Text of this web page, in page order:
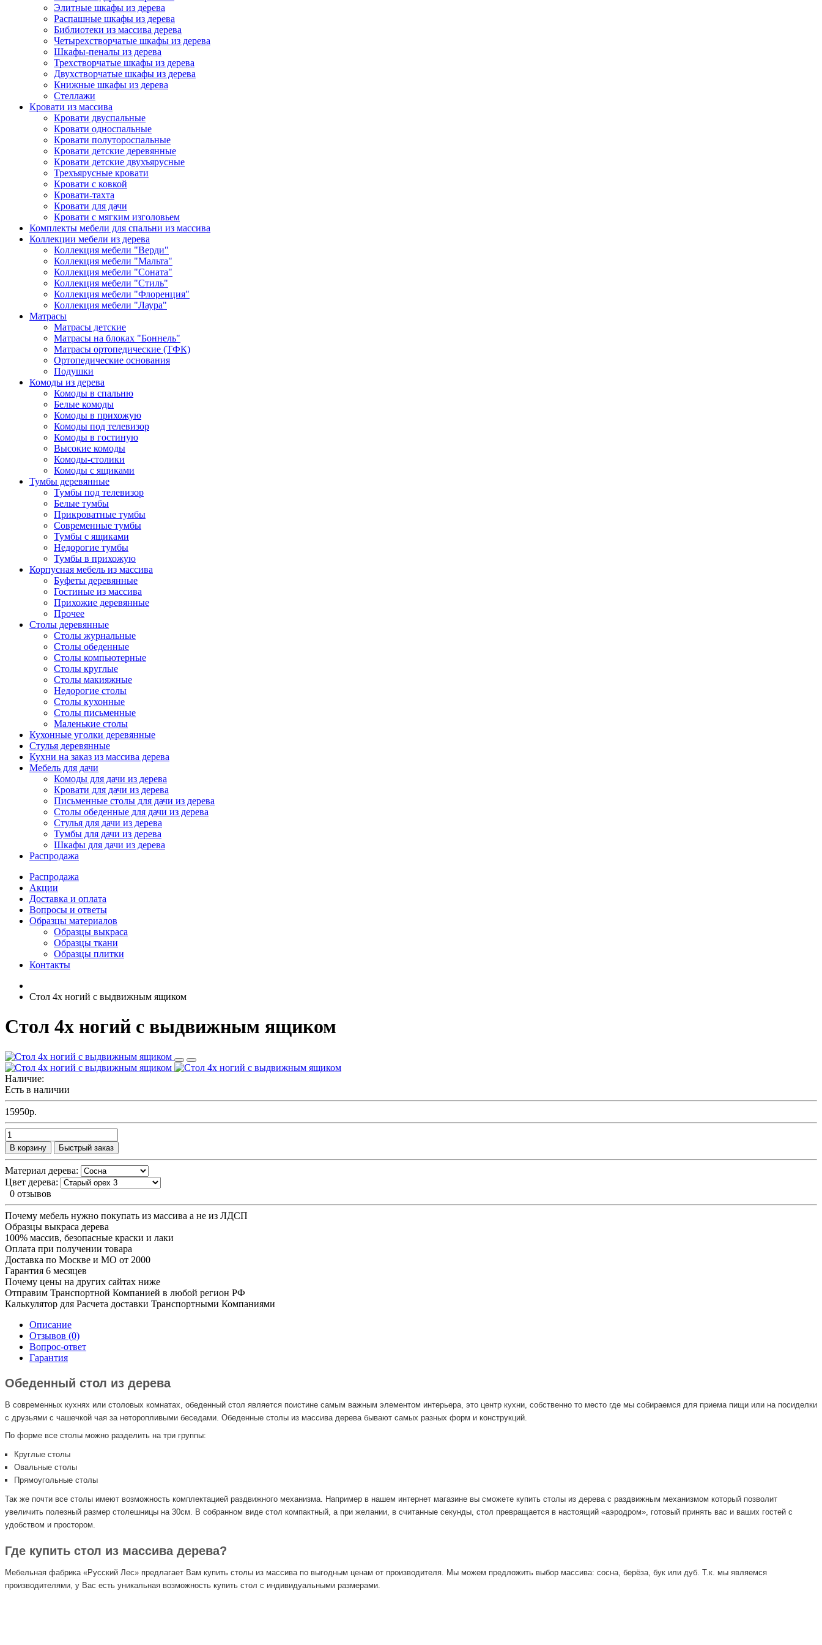
Элитные шкафы из дерева
Распашные шкафы из дерева
Библиотеки из массива дерева
Четырехстворчатые шкафы из дерева
Шкафы-пеналы из дерева
Трехстворчатые шкафы из дерева
Двухстворчатые шкафы из дерева
Книжные шкафы из дерева
Стеллажи
Кровати из массива
Кровати двуспальные
Кровати односпальные
Кровати полутороспальные
Кровати детские деревянные
Кровати детские двухъярусные
Трехъярусные кровати
Кровати с ковкой
Кровати-тахта
Кровати для дачи
Кровати с мягким изголовьем
Комплекты мебели для спальни из массива
Коллекции мебели из дерева
Коллекция мебели "Верди"
Коллекция мебели "Мальта"
Коллекция мебели "Соната"
Коллекция мебели "Стиль"
Коллекция мебели "Флоренция"
Коллекция мебели "Лаура"
Матрасы
Матрасы детские
Матрасы на блоках "Боннель"
Матрасы ортопедические (ТФК)
Ортопедические основания
Подушки
Комоды из дерева
Комоды в спальню
Белые комоды
Комоды в прихожую
Комоды под телевизор
Комоды в гостиную
Высокие комоды
Комоды-столики
Комоды с ящиками
Тумбы деревянные
Тумбы под телевизор
Белые тумбы
Прикроватные тумбы
Современные тумбы
Тумбы с ящиками
Недорогие тумбы
Тумбы в прихожую
Корпусная мебель из массива
Буфеты деревянные
Гостиные из массива
Прихожие деревянные
Прочее
Столы деревянные
Столы журнальные
Столы обеденные
Столы компьютерные
Столы круглые
Столы макияжные
Недорогие столы
Столы кухонные
Столы письменные
Маленькие столы
Кухонные уголки деревянные
Стулья деревянные
Кухни на заказ из массива дерева
Мебель для дачи
Комоды для дачи из дерева
Кровати для дачи из дерева
Письменные столы для дачи из дерева
Столы обеденные для дачи из дерева
Стулья для дачи из дерева
Тумбы для дачи из дерева
Шкафы для дачи из дерева
Распродажа
Распродажа
Акции
Доставка и оплата
Вопросы и ответы
Образцы материалов
Образцы выкраса
Образцы ткани
Образцы плитки
Контакты
Стол 4х ногий с выдвижным ящиком
Стол 4х ногий с выдвижным ящиком
Наличие:
Есть в наличии
15950р.
В корзину Быстрый заказ
Материал дерева:
Цвет дерева:
0 отзывов
Почему мебель нужно покупать из массива а не из ЛДСП
Образцы выкраса дерева
100% массив, безопасные краски и лаки
Оплата при получении товара
Доставка по Москве и МО от 2000
Гарантия 6 месяцев
Почему цены на других сайтах ниже
Отправим Транспортной Компанией в любой регион РФ
Калькулятор для Расчета доставки Транспортными Компаниями
Описание
Отзывов (0)
Вопрос-ответ
Гарантия
Обеденный стол из дерева
В современных кухнях или столовых комнатах, обеденный стол является поистине самым важным элементом интерьера, это центр кухни, собственно то место где мы собираемся для приема пищи или на посиделки
с друзьями с чашечкой чая за неторопливыми беседами. Обеденные столы из массива дерева бывают самых разных форм и конструкций.
По форме все столы можно разделить на три группы:
Круглые столы
Овальные столы
Прямоугольные столы
Так же почти все столы имеют возможность комплектацией раздвижного механизма. Например в нашем интернет магазине вы сможете купить столы из дерева с раздвижным механизмом который позволит
увеличить полезный размер столешницы на 30см. В собранном виде стол компактный, а при желании, в считанные секунды, стол превращается в настоящий «аэродром», готовый принять вас и ваших гостей с
удобством и простором.
Где купить стол из массива дерева?
Мебельная фабрика «Русский Лес» предлагает Вам купить столы из массива по выгодным ценам от производителя. Мы можем предложить выбор массива: сосна, берёза, бук или дуб. Т.к. мы являемся
производителями, у Вас есть уникальная возможность купить стол с индивидуальными размерами.